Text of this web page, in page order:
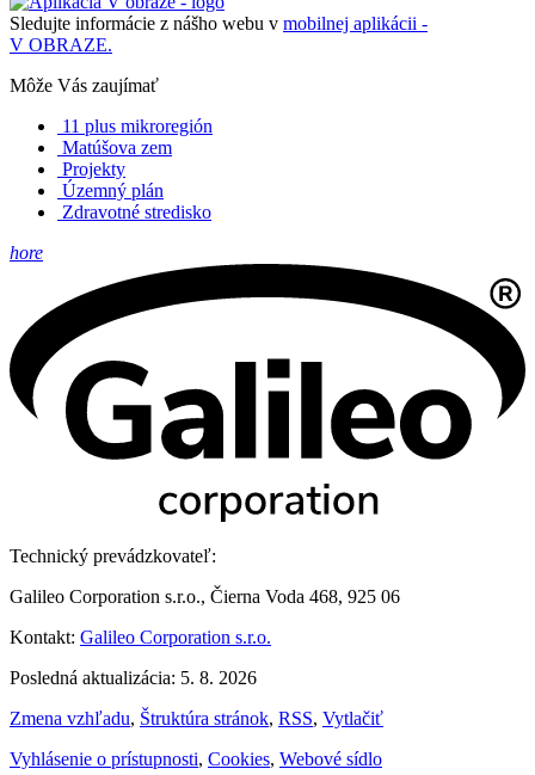
Sledujte informácie z nášho webu v mobilnej aplikácii -
V OBRAZE.
Môže Vás zaujímať
11 plus mikroregión
Matúšova zem
Projekty
Územný plán
Zdravotné stredisko
hore
Technický prevádzkovateľ:
Galileo Corporation s.r.o., Čierna Voda 468, 925 06
Kontakt: Galileo Corporation s.r.o.
Posledná aktualizácia: 5. 8. 2026
Zmena vzhľadu, Štruktúra stránok, RSS, Vytlačiť
Vyhlásenie o prístupnosti, Cookies, Webové sídlo